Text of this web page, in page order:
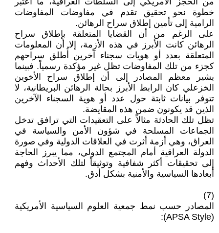
خطوة نحو تحقيق تقدم في مفاوضات المفاوضات
الرامية إلى تأمين إطلاق سراح الرهائن.
على الرغم من أن القضايا المتعلقة بإطلاق سراح
الرهائن كانت الأبرز في هذه الأزمة، إلا أن المعلومات
المتعلقة بعدد أو هويات سجناء آخرين أُطلق سراحهم
كجزء من تلك المفاوضات تظل غير مؤكدة رسمياً. فبينما
يشير معظم المصادر إلى أن إطلاق سراح الأخوين
الخزعلي كان الرابط الأبرز بحالة الرهائن البريطانية، لا
تتوفر بيانات ثابتة حول عدد أو هوية السجناء الآخرين
الذين قد يكونون ضمن هذه المقايضة.
تظل تلك الحادثة مثالاً على التعقيدات التي ترافق تدخل
الجماعات المسلحة في شؤون الأمن والسياسة في
العراق، وهي أزمة أثرت في العلاقات الدولية وفي صورة
الدولة العراقية أمام المجتمع الدولي، مما يبرز الحاجة
إلى تحقيقات أكثر شفافية وتوثيقاً لتلك الأحداث وفهم
أبعادها السياسية والأمنية بشكل أدق.
(7)
المصادر حسب نمط جمعية العلوم السياسية الأمريكية
(APSA Style):